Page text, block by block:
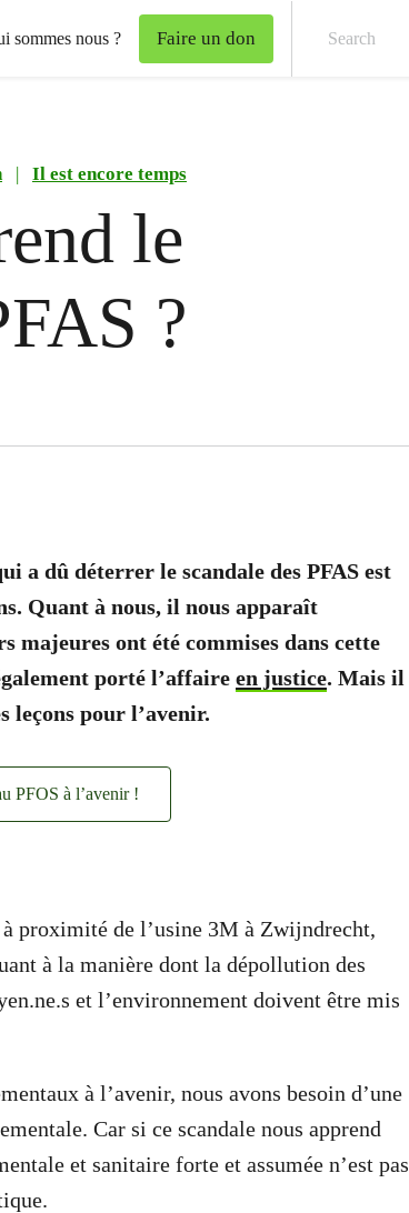
sommes nous ? Faire un don
| Il est encore temps
le
?
a dû déterrer le scandale des PFAS est
Quant à nous, il nous apparaît
majeures ont été commises dans cette
porté l’affaire en justice. Mais il
leçons pour l’avenir.
PFOS à l’avenir !
proximité de l’usine 3M à Zwijndrecht,
à la manière dont la dépollution des
et l’environnement doivent être mis
à l’avenir, nous avons besoin d’une
Car si ce scandale nous apprend
et sanitaire forte et assumée n’est pas